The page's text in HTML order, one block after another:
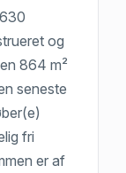
og
864 m²
seneste
fri
er af